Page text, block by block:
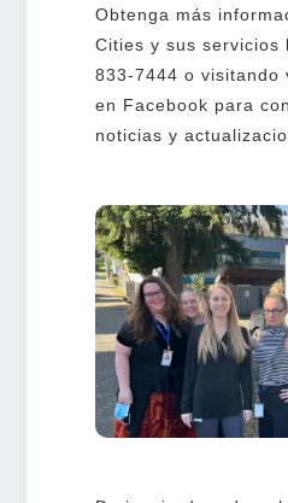
Obtenga más
Cities y sus servicios
833-7444 o visitando
en Facebook para
noticias y